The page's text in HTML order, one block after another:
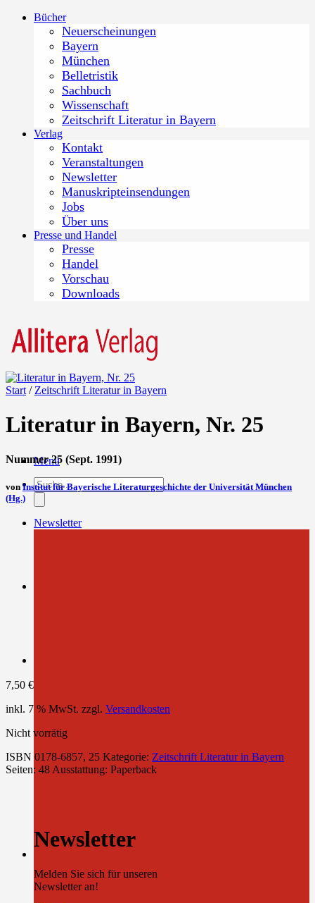
Zum
Bücher
Neuerscheinungen
Bayern
München
Belletristik
Sachbuch
Wissenschaft
Zeitschrift Literatur in Bayern
Verlag
Kontakt
Veranstaltungen
Newsletter
Manuskripteinsendungen
Jobs
Über uns
Presse und Handel
Presse
Handel
Vorschau
Downloads
Menü
Products
search
Newsletter
Newsletter
Melden Sie sich für unseren
Newsletter an!
Start / Zeitschrift Literatur in Bayern
Literatur in Bayern, Nr. 25
Nummer 25 (Sept. 1991)
von Institut für Bayerische Literaturgeschichte der Universität München
(Hg.)
7,50 €
inkl. 7 % MwSt. zzgl. Versandkosten
Nicht vorrätig
ISBN 0178-6857, 25 Kategorie: Zeitschrift Literatur in Bayern
Seiten: 48 Ausstattung: Paperback